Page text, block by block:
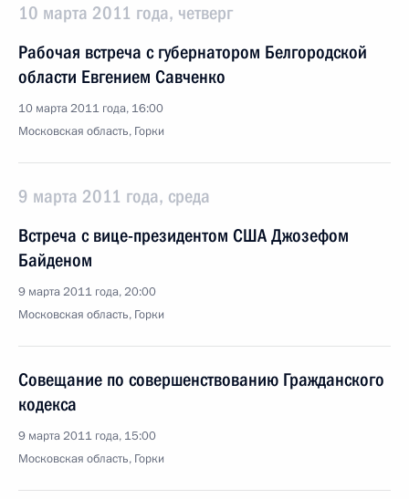
10 марта 2011 года, четверг
Рабочая встреча с губернатором Белгородской
области Евгением Савченко
10 марта 2011 года, 16:00
Московская область, Горки
9 марта 2011 года, среда
Встреча с вице-президентом США Джозефом
Байденом
9 марта 2011 года, 20:00
Московская область, Горки
Совещание по совершенствованию Гражданского
кодекса
9 марта 2011 года, 15:00
Московская область, Горки